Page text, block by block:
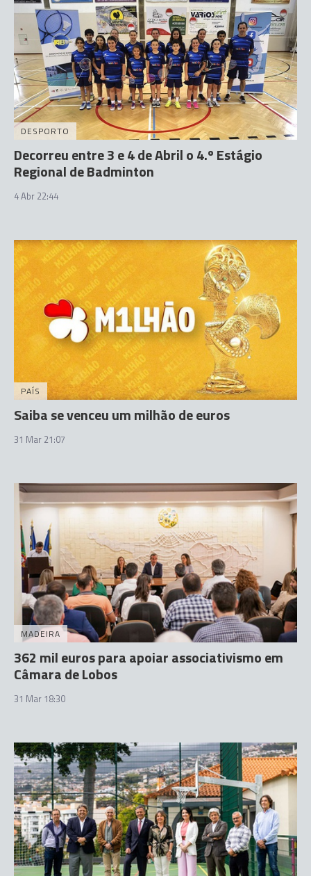
DESPORTO
Decorreu entre 3 e 4 de Abril o 4.º Estágio
Regional de Badminton
4 Abr 22:44
PAÍS
Saiba se venceu um milhão de euros
31 Mar 21:07
MADEIRA
362 mil euros para apoiar associativismo em
Câmara de Lobos
31 Mar 18:30